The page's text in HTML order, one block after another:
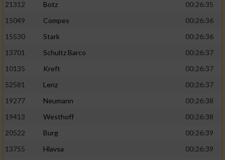
21312 Botz
00:26:35
15049
Compes
00:26:36
15530
Stark
00:26:36
13701
Schultz Barco
00:26:37
10135
Kreft
00:26:37
52581
Lenz
00:26:37
19277
Neumann
00:26:38
19413
Westhoff
00:26:38
20522
Burg
00:26:39
13755
Hlavsa
00:26:39